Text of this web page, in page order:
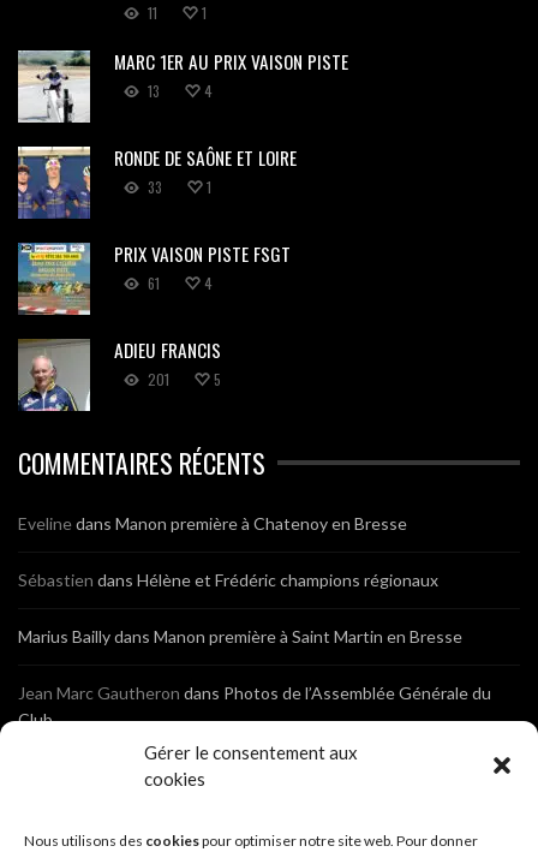
Gérer le consentement aux
cookies
Nous utilisons des cookiespour optimiser notre site web. Pour donner
11 1
MARC 1ER AU PRIX VAISON PISTE
13 4
RONDE DE SAÔNE ET LOIRE
33 1
PRIX VAISON PISTE FSGT
61 4
ADIEU FRANCIS
201 5
COMMENTAIRES RÉCENTS
Evelinedans Manon première à Chatenoy en Bresse
Sébastien dans Hélène et Frédéric champions régionaux
Marius Baillydans Manon première à Saint Martin en Bresse
Jean Marc Gautheron dans Photos de l’Assemblée Générale du
Club
Photos de l’Assemblée Générale du Club
Sébastien dans Cyclocross de Brochon (21)